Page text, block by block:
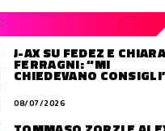
J-AX SU FEDEZ E
FERRAGNI: “MI
CHIEDEVANO
08/07/2026